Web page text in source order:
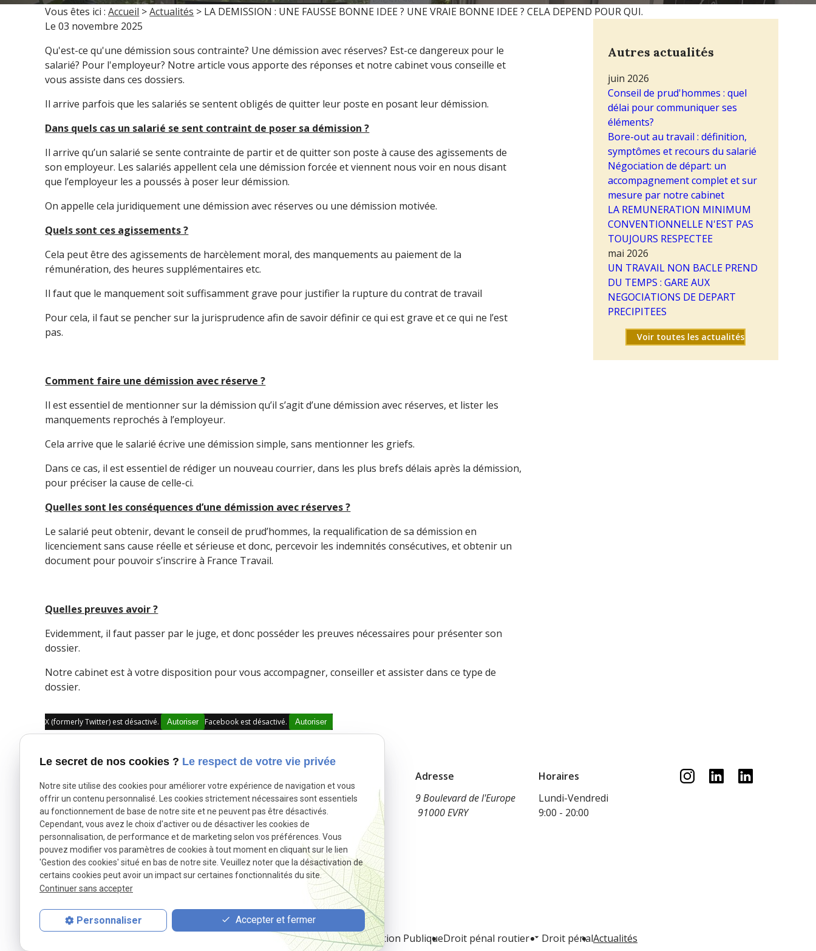
Vous êtes ici : Accueil >Actualités > LA DEMISSION : UNE FAUSSE BONNE IDEE ? UNE VRAIE BONNE IDEE ? CELA DEPEND POUR QUI.
Le03 novembre 2025
Qu'est-ce qu'une démission sous contrainte? Une démission avec réserves? Est-ce dangereux pour le
salarié? Pour l'employeur? Notre article vous apporte des réponses et notre cabinet vous conseille et
vous assiste dans ces dossiers.
Il arrive parfois que les salariés se sentent obligés de quitter leur poste en posant leur démission.
Dans quels cas un salarié se sent contraint de poser sa démission ?
Il arrive qu’un salarié se sente contrainte de partir et de quitter son poste à cause des agissements de
son employeur. Les salariés appellent cela une démission forcée et viennent nous voir en nous disant
que l’employeur les a poussés à poser leur démission.
On appelle cela juridiquement une démission avec réserves ou une démission motivée.
Quels sont ces agissements ?
Cela peut être des agissements de harcèlement moral, des manquements au paiement de la
rémunération, des heures supplémentaires etc.
Il faut que le manquement soit suffisamment grave pour justifier la rupture du contrat de travail
Pour cela, il faut se pencher sur la jurisprudence afin de savoir définir ce qui est grave et ce qui ne l’est
pas.
Comment faire une démission avec réserve ?
Il est essentiel de mentionner sur la démission qu’il s’agit d’une démission avec réserves, et lister les
manquements reprochés à l’employeur.
Cela arrive que le salarié écrive une démission simple, sans mentionner les griefs.
Dans ce cas, il est essentiel de rédiger un nouveau courrier, dans les plus brefs délais après la démission,
pour préciser la cause de celle-ci.
Quelles sont les conséquences d’une démission avec réserves ?
Le salarié peut obtenir, devant le conseil de prud’hommes, la requalification de sa démission en
licenciement sans cause réelle et sérieuse et donc, percevoir les indemnités consécutives, et obtenir un
document pour pouvoir s’inscrire à France Travail.
Quelles preuves avoir ?
Evidemment, il faut passer par le juge, et donc posséder les preuves nécessaires pour présenter son
dossier.
Notre cabinet est à votre disposition pour vous accompagner, conseiller et assister dans ce type de
dossier.
X (formerly Twitter) est désactivé. Autoriser Facebook est désactivé. Autoriser
Autres actualités
juin 2026
Conseil de prud'hommes : quel
délai pour communiquer ses
éléments?
Bore-out au travail : définition,
symptômes et recours du salarié
Négociation de départ: un
accompagnement complet et sur
mesure par notre cabinet
LA REMUNERATION MINIMUM
CONVENTIONNELLE N'EST PAS
TOUJOURS RESPECTEE
mai 2026
UN TRAVAIL NON BACLE PREND
DU TEMPS : GARE AUX
NEGOCIATIONS DE DEPART
PRECIPITEES
Voir toutes les actualités
NOVEIR et BENSASSON
Avocates au Barreau de l’Essonne
Expertes en droit du travail
09 83 34 65 13
Adresse
9 Boulevard de l'Europe
91000 EVRY
Horaires
Lundi-Vendredi
9:00 - 20:00
Droit du travail Fonction PubliqueDroit pénal routier Droit pénalActualités
Le secret de nos cookies ? Le respect de votre vie privée
Notre site utilise des cookies pour améliorer votre expérience de navigation et vous
offrir un contenu personnalisé. Les cookies strictement nécessaires sont essentiels
au fonctionnement de base de notre site et ne peuvent pas être désactivés.
Cependant, vous avez le choix d'activer ou de désactiver les cookies de
personnalisation, de performance et de marketing selon vos préférences. Vous
pouvez modifier vos paramètres de cookies à tout moment en cliquant sur le lien
'Gestion des cookies' situé en bas de notre site. Veuillez noter que la désactivation de
certains cookies peut avoir un impact sur certaines fonctionnalités du site.
Continuer sans accepter
Personnaliser Accepter et fermer